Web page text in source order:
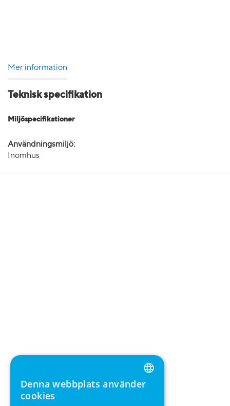
Mer information
Teknisk specifikation
Miljöspecifikationer
Användningsmiljö:
Inomhus
ENGLISH
Denna webbplats använder
cookies